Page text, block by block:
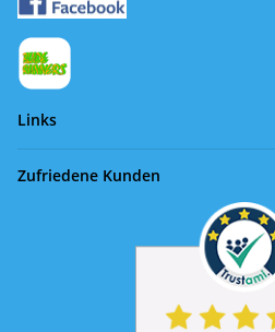
Links
Zufriedene Kunden